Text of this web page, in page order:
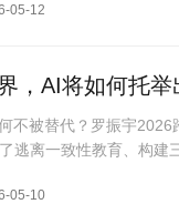
05-12
，AI将如何托举
不被替代？罗振宇2026
逃离一致性教育、构建
05-10